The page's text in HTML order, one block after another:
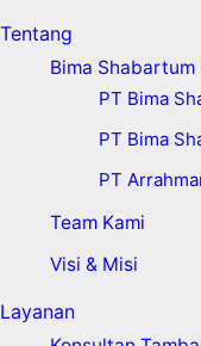
Tentang
Bima Shabartum
PT Bima
PT Bima
PT
Team Kami
Visi & Misi
Layanan